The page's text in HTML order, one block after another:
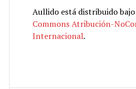
Aullidoestá distribuido
Commons Atribución-
Internacional.